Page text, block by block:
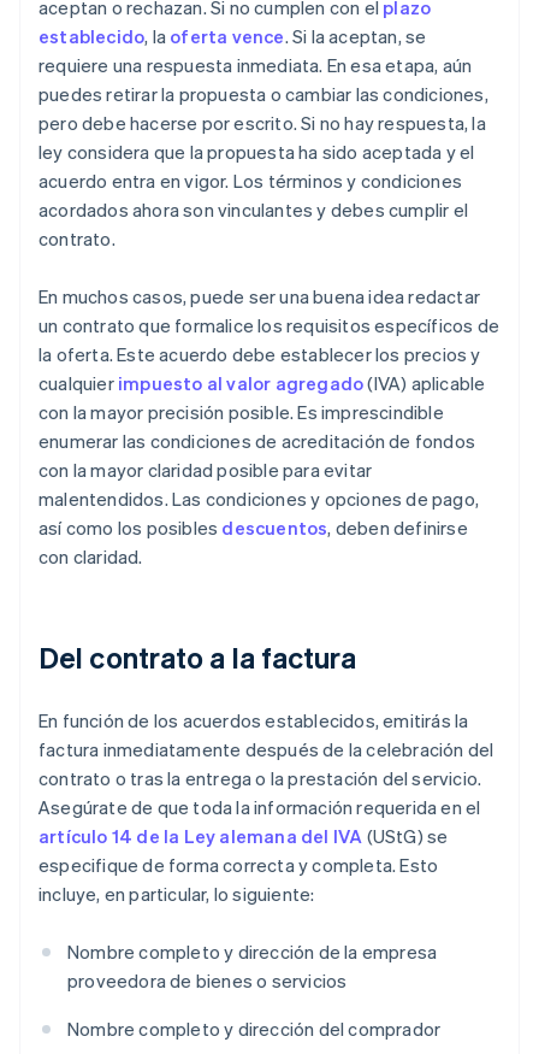
aceptan o rechazan. Si no cumplen con el plazo
establecido, la oferta vence. Si la aceptan, se
requiere una respuesta inmediata. En esa etapa, aún
puedes retirar la propuesta o cambiar las condiciones,
pero debe hacerse por escrito. Si no hay respuesta, la
ley considera que la propuesta ha sido aceptada y el
acuerdo entra en vigor. Los términos y condiciones
acordados ahora son vinculantes y debes cumplir el
contrato.
En muchos casos, puede ser una buena idea redactar
un contrato que formalice los requisitos específicos de
la oferta. Este acuerdo debe establecer los precios y
cualquier impuesto al valor agregado(IVA) aplicable
con la mayor precisión posible. Es imprescindible
enumerar las condiciones de acreditación de fondos
con la mayor claridad posible para evitar
malentendidos. Las condiciones y opciones de pago,
así como los posibles descuentos, deben definirse
con claridad.
Del contrato a la factura
En función de los acuerdos establecidos, emitirás la
factura inmediatamente después de la celebración del
contrato o tras la entrega o la prestación del servicio.
Asegúrate de que toda la información requerida en el
artículo 14 de la Ley alemana del IVA (UStG) se
especifique de forma correcta y completa. Esto
incluye, en particular, lo siguiente:
Nombre completo y dirección de la empresa
proveedora de bienes o servicios
Nombre completo y dirección del comprador